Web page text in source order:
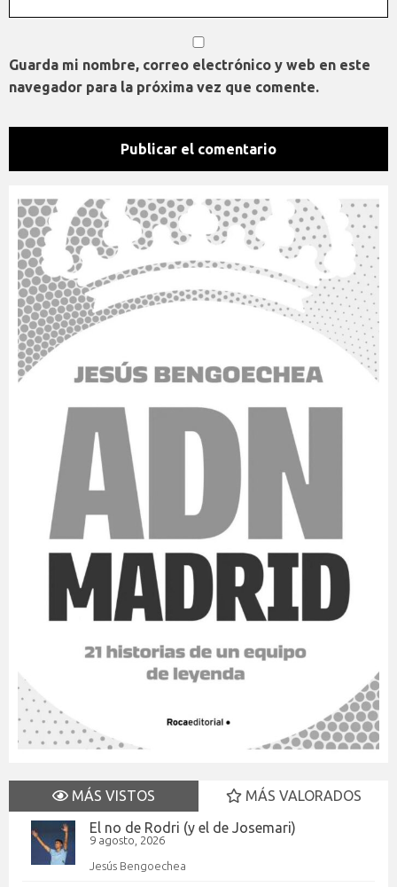
Guarda mi nombre, correo electrónico y web en este
navegador para la próxima vez que comente.
MÁS VISTOS
MÁS VALORADOS
El no de Rodri (y el de Josemari)
9 agosto, 2026
Jesús Bengoechea